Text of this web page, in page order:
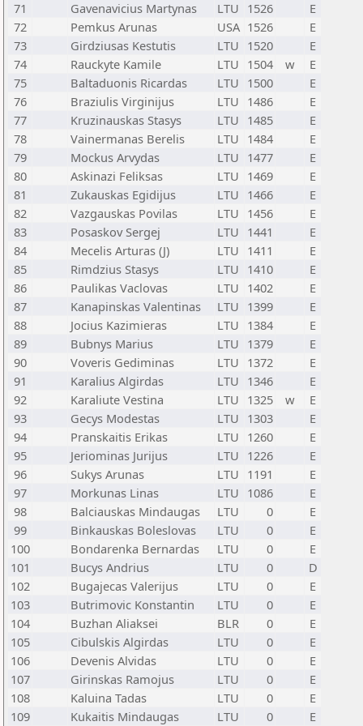
71 Gavenavicius Martynas LTU 1526
E
72
Pemkus Arunas USA 1526
E
73
Girdziusas Kestutis LTU 1520
E
74
Rauckyte Kamile LTU 1504 w
E
75
Baltaduonis Ricardas LTU 1500
E
76
Braziulis Virginijus LTU 1486
E
77
Kruzinauskas Stasys LTU 1485
E
78
Vainermanas Berelis LTU 1484
E
79
Mockus Arvydas LTU 1477
E
80
Askinazi Feliksas LTU 1469
E
81
Zukauskas Egidijus LTU 1466
E
82
Vazgauskas Povilas LTU 1456
E
83
Posaskov Sergej LTU 1441
E
84
Mecelis Arturas (J) LTU 1411
E
85
Rimdzius Stasys LTU 1410
E
86
Paulikas Vaclovas LTU 1402
E
87
Kanapinskas Valentinas LTU 1399
E
88
Jocius Kazimieras LTU 1384
E
89
Bubnys Marius LTU 1379
E
90
Voveris Gediminas LTU 1372
E
91
Karalius Algirdas LTU 1346
E
92
Karaliute Vestina LTU 1325 w
E
93
Gecys Modestas LTU 1303
E
94
Pranskaitis Erikas LTU 1260
E
95
Jeriominas Jurijus LTU 1226
E
96
Sukys Arunas LTU 1191
E
97
Morkunas Linas LTU 1086
E
98
Balciauskas Mindaugas LTU 0
E
99
Binkauskas Boleslovas LTU 0
E
100
Bondarenka Bernardas LTU 0
E
101
Bucys Andrius LTU 0
D
102
Bugajecas Valerijus LTU 0
E
103
Butrimovic Konstantin LTU 0
E
104
Buzhan Aliaksei BLR 0
E
105
Cibulskis Algirdas LTU 0
E
106
Devenis Alvidas LTU 0
E
107
Girinskas Ramojus LTU 0
E
108
Kaluina Tadas LTU 0
E
109
Kukaitis Mindaugas LTU 0 E